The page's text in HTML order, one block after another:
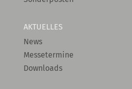
AKTUELLES
News
Messetermine
Downloads